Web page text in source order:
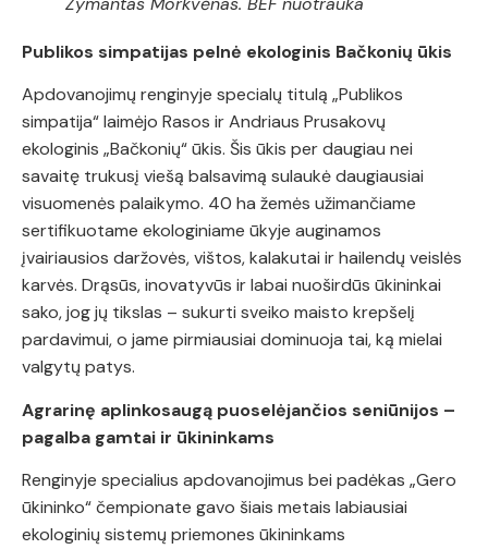
Publikos simpatijas pelnė ekologinis Bačkonių ūkis
Apdovanojimų renginyje specialų titulą „Publikos
simpatija“ laimėjo Rasos ir Andriaus Prusakovų
ekologinis „Bačkonių“ ūkis. Šis ūkis per daugiau nei
savaitę trukusį viešą balsavimą sulaukė daugiausiai
visuomenės palaikymo. 40 ha žemės užimančiame
sertifikuotame ekologiniame ūkyje auginamos
įvairiausios daržovės, vištos, kalakutai ir hailendų veislės
karvės. Drąsūs, inovatyvūs ir labai nuoširdūs ūkininkai
sako, jog jų tikslas – sukurti sveiko maisto krepšelį
pardavimui, o jame pirmiausiai dominuoja tai, ką mielai
valgytų patys.
Agrarinę aplinkosaugą puoselėjančios seniūnijos –
pagalba gamtai ir ūkininkams
Renginyje specialius apdovanojimus bei padėkas „Gero
ūkininko“ čempionate gavo šiais metais labiausiai
ekologinių sistemų priemones ūkininkams